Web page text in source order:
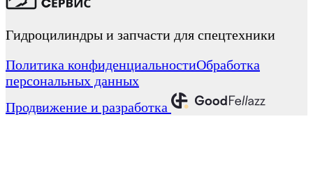
Гидроцилиндры и запчасти для спецтехники
Политика конфиденциальностиОбработка
персональных данных
Продвижение и разработка